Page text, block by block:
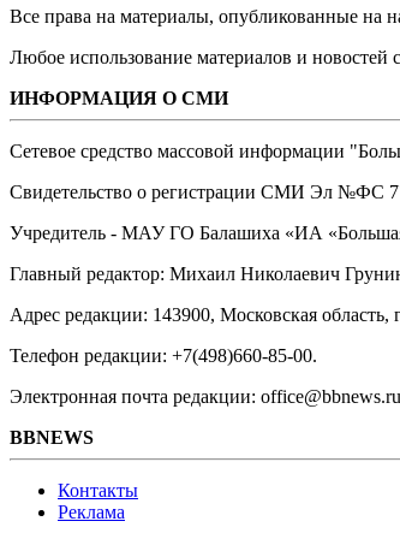
Все права на материалы, опубликованные
Любое использование материалов и новостей
ИНФОРМАЦИЯ О СМИ
Сетевое средство массовой информации
Свидетельство о регистрации СМИ Эл №ФС
Учредитель - МАУ ГО Балашиха «ИА
Главный редактор: Михаил Николаевич
Адрес редакции: 143900, Московская
Телефон редакции: +7(498)660-85-00.
Электронная почта редакции: office@bbnews.ru
BBNEWS
Контакты
Реклама